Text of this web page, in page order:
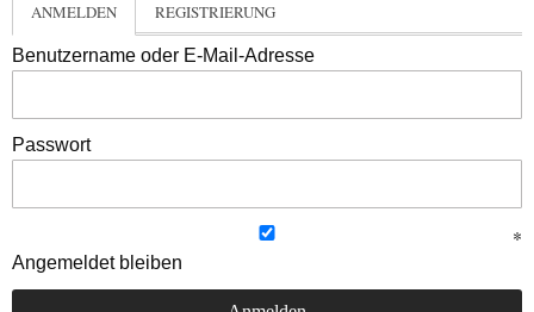
ANMELDEN REGISTRIERUNG
Benutzername oder E-Mail-Adresse
Passwort
Angemeldet bleiben